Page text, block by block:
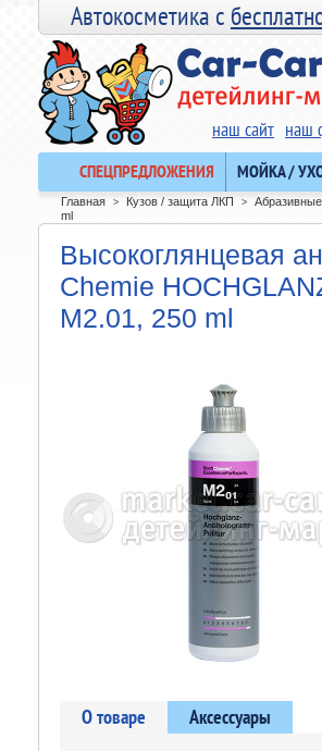
Автокосметика с
наш сайт наш
СПЕЦПРЕДЛОЖЕНИЯ МОЙКА /
Главная > Кузов / защита ЛКП >
ml
Высокоглянцевая
Chemie
M2.01, 250 ml
О товаре Аксессуары